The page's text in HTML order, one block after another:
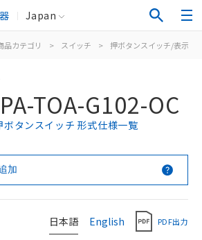
Japan
品カテゴリ > スイッチ > 押ボタンスイッチ/表示灯
TOA-G102-OC
タンスイッチ 形式仕様一覧
加
日本語 English PDF出力